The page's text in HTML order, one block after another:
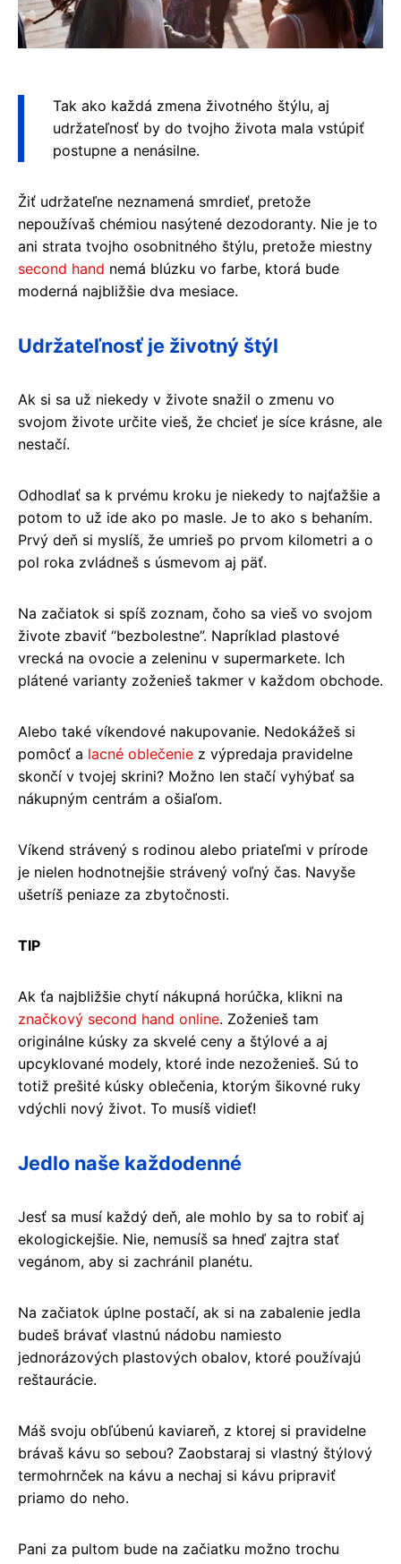
Tak ako každá zmena životného štýlu, aj
udržateľnosť by do tvojho života mala vstúpiť
postupne a nenásilne.
Žiť udržateľne neznamená smrdieť, pretože
nepoužívaš chémiou nasýtené dezodoranty. Nie je to
ani strata tvojho osobnitného štýlu, pretože miestny
second hand nemá blúzku vo farbe, ktorá bude
moderná najbližšie dva mesiace.
Udržateľnosť je životný štýl
Ak si sa už niekedy v živote snažil o zmenu vo
svojom živote určite vieš, že chcieť je síce krásne, ale
nestačí.
Odhodlať sa k prvému kroku je niekedy to najťažšie a
potom to už ide ako po masle. Je to ako s behaním.
Prvý deň si myslíš, že umrieš po prvom kilometri a o
pol roka zvládneš s úsmevom aj päť.
Na začiatok si spíš zoznam, čoho sa vieš vo svojom
živote zbaviť “bezbolestne”. Napríklad plastové
vrecká na ovocie a zeleninu v supermarkete. Ich
plátené varianty zoženieš takmer v každom obchode.
Alebo také víkendové nakupovanie. Nedokážeš si
pomôcť a lacné oblečenie z výpredaja pravidelne
skončí v tvojej skrini? Možno len stačí vyhýbať sa
nákupným centrám a ošiaľom.
Víkend strávený s rodinou alebo priateľmi v prírode
je nielen hodnotnejšie strávený voľný čas. Navyše
ušetríš peniaze za zbytočnosti.
TIP
Ak ťa najbližšie chytí nákupná horúčka, klikni na
značkový second hand online. Zoženieš tam
originálne kúsky za skvelé ceny a štýlové a aj
upcyklované modely, ktoré inde nezoženieš. Sú to
totiž prešité kúsky oblečenia, ktorým šikovné ruky
vdýchli nový život. To musíš vidieť!
Jedlo naše každodenné
Jesť sa musí každý deň, ale mohlo by sa to robiť aj
ekologickejšie. Nie, nemusíš sa hneď zajtra stať
vegánom, aby si zachránil planétu.
Na začiatok úplne postačí, ak si na zabalenie jedla
budeš brávať vlastnú nádobu namiesto
jednorázových plastových obalov, ktoré používajú
reštaurácie.
Máš svoju obľúbenú kaviareň, z ktorej si pravidelne
brávaš kávu so sebou? Zaobstaraj si vlastný štýlový
termohrnček na kávu a nechaj si kávu pripraviť
priamo do neho.
Pani za pultom bude na začiatku možno trochu